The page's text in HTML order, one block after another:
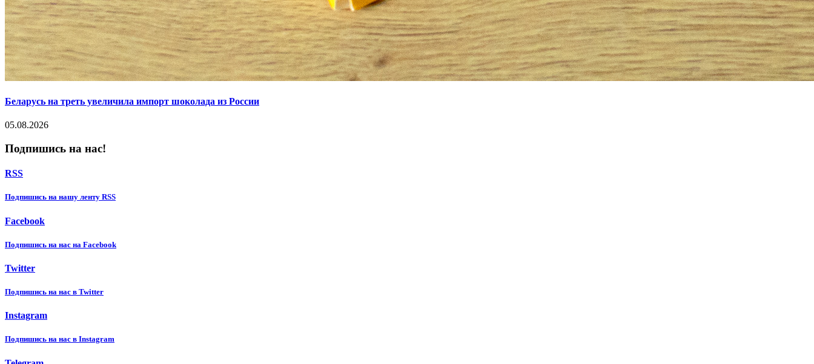
Беларусь на треть увеличила импорт шоколада из России
05.08.2026
Подпишись на нас!
RSS
Подпишиcь на нашу ленту RSS
Facebook
Подпишиcь на нас на Facebook
Twitter
Подпишиcь на нас в Twitter
Instagram
Подпишиcь на нас в Instagram